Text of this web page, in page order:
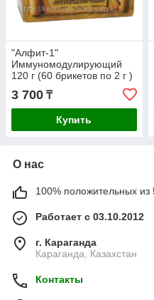
"Алфит-1"
Иммуномодулирующий
120 г (60 брикетов по 2 г )
3 700 ₸
Купить
О нас
100% положительных из
Работает с 03.10.2012
г. Караганда
Караганда, Казахстан
Контакты